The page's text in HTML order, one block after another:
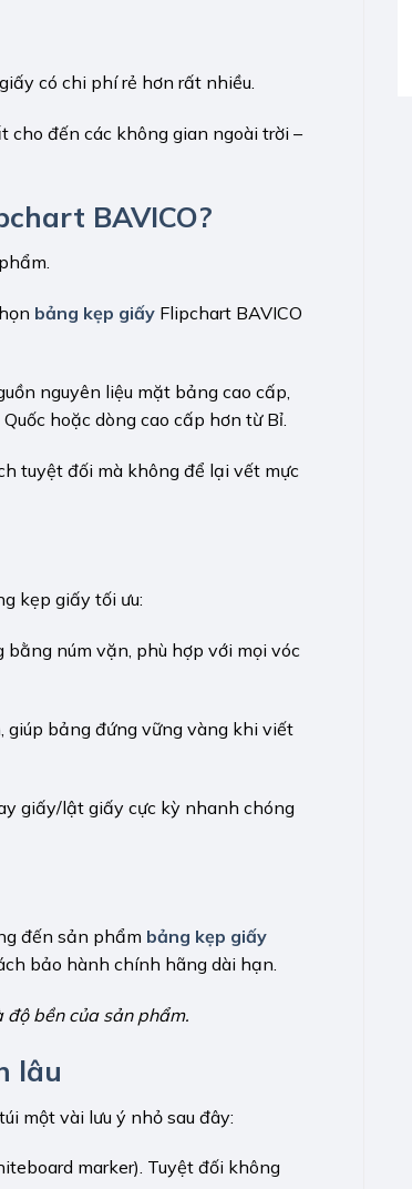
có chi phí rẻ hơn rất nhiều.
đến các không gian ngoài trời –
BAVICO?
bảng kẹp giấy Flipchart BAVICO
nguyên liệu mặt bảng cao cấp,
hoặc dòng cao cấp hơn từ Bỉ.
tuyệt đối mà không để lại vết mực
kẹp giấy tối ưu:
núm vặn, phù hợp với mọi vóc
bảng đứng vững vàng khi viết
giấy/lật giấy cực kỳ nhanh chóng
đến sản phẩm bảng kẹp giấy
bảo hành chính hãng dài hạn.
bền của sản phẩm.
lâu
một vài lưu ý nhỏ sau đây:
marker). Tuyệt đối không